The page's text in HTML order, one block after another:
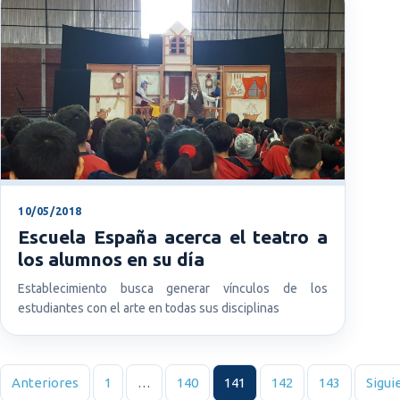
10/05/2018
Escuela España acerca el teatro a
los alumnos en su día
Establecimiento busca generar vínculos de los
estudiantes con el arte en todas sus disciplinas
Paginación de entradas
Anteriores 1 … 140 141 142 143